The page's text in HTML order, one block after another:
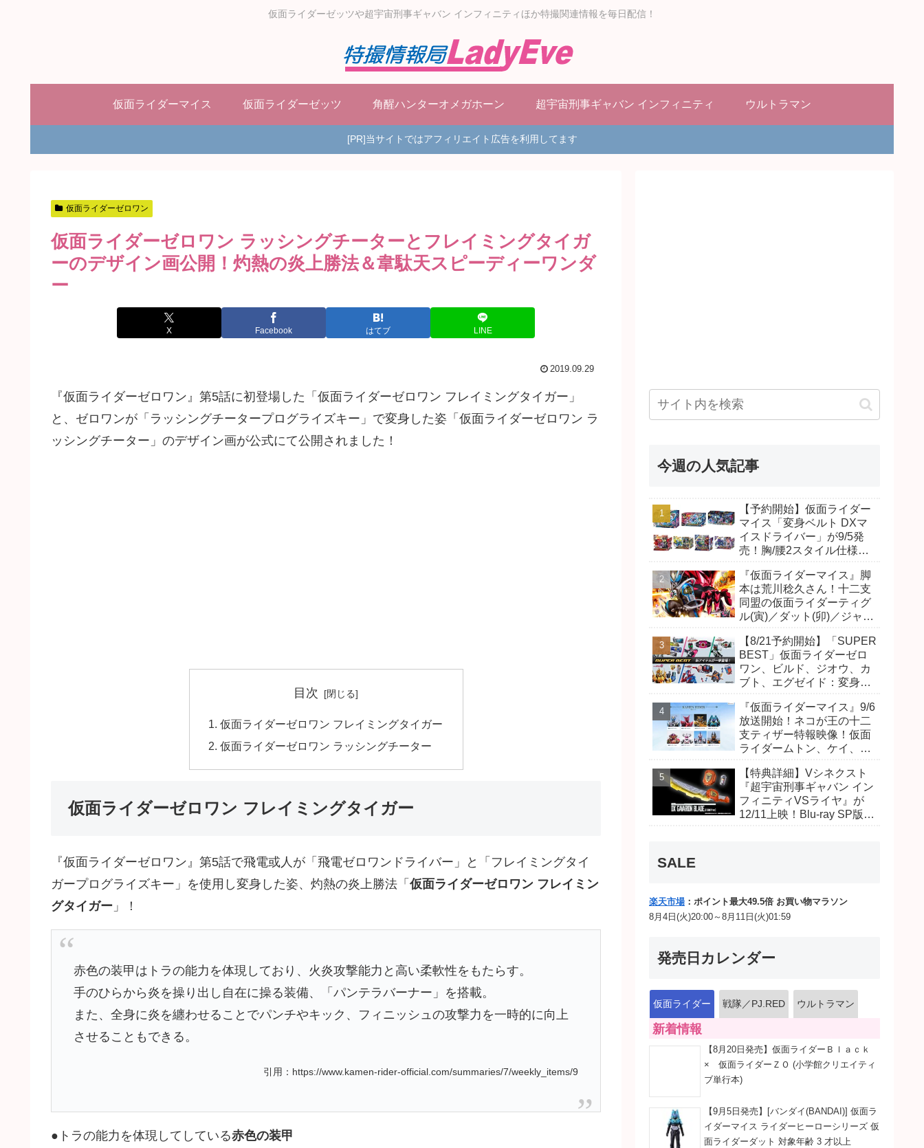
仮面ライダーゼッツや超宇宙刑事ギャバン インフィニティほか特撮関連情報を毎日配信！
仮面ライダーマイス 仮面ライダーゼッツ 角醒ハンターオメガホーン 超宇宙刑事ギャバン インフィニティ ウルトラマン
[PR]当サイトではアフィリエイト広告を利用してます
仮面ライダーゼロワン
仮面ライダーゼロワン ラッシングチーターとフレイミングタイガ
ーのデザイン画公開！灼熱の炎上勝法＆韋駄天スピーディーワンダ
ー
X Facebook はてブ LINE
2019.09.29
『仮面ライダーゼロワン』第5話に初登場した「仮面ライダーゼロワン フレイミングタイガー」
と、ゼロワンが「ラッシングチータープログライズキー」で変身した姿「仮面ライダーゼロワン ラ
ッシングチーター」のデザイン画が公式にて公開されました！
目次
仮面ライダーゼロワン フレイミングタイガー
仮面ライダーゼロワン ラッシングチーター
仮面ライダーゼロワン フレイミングタイガー
『仮面ライダーゼロワン』第5話で飛電或人が「飛電ゼロワンドライバー」と「フレイミングタイ
ガープログライズキー」を使用し変身した姿、灼熱の炎上勝法「 仮面ライダーゼロワン フレイミン
グタイガー 」！
赤色の装甲はトラの能力を体現しており、火炎攻撃能力と高い柔軟性をもたらす。
手のひらから炎を操り出し自在に操る装備、「パンテラバーナー」を搭載。
また、全身に炎を纏わせることでパンチやキック、フィニッシュの攻撃力を一時的に向上
させることもできる。
引用：https://www.kamen-rider-official.com/summaries/7/weekly_items/9
●トラの能力を体現してしている赤色の装甲
今週の人気記事
【予約開始】仮面ライダー
マイス「変身ベルト DXマ
イスドライバー」が9/5発
売！胸/腰2スタイル仕様！
ッシュ、ジャオ/バイト、ケ
イ/ショットボーンバックル
も！
『仮面ライダーマイス』脚
本は荒川稔久さん！十二支
同盟の仮面ライダーティグ
ル(寅)／ダット(卯)／ジャオ
尾達臣のキャストが発表！
トリガーのアキト金子隼也
さんも変身！
【8/21予約開始】「SUPER
BEST」仮面ライダーゼロ
ワン、ビルド、ジオウ、カ
ブト、エグゼイド：変身ベ
ー、DXネオディケイドライ
バー、DXホッパーゼクター
ほか12点！
『仮面ライダーマイス』9/6
放送開始！ネコが王の十二
支ティザー特報映像！仮面
ライダームトン、ケイ、ヴ
開！ライダーは子丑寅卯辰
巳午未申酉戌亥猫猫の14
人⁉
【特典詳細】Vシネクスト
『超宇宙刑事ギャバン イン
フィニティVSライヤ』が
12/11上映！Blu-ray SP版は
SALE
楽天市場 ：ポイント最大49.5倍 お買い物マラソン
8月4日(火)20:00～8月11日(火)01:59
発売日カレンダー
仮面ライダー 戦隊／PJ.RED ウルトラマン
新着情報
【8月20日発売】仮面ライダーＢｌａｃｋ
× 仮面ライダーＺＯ (小学館クリエイティ
ブ単行本)
【9月5日発売】[バンダイ(BANDAI)] 仮面ラ
イダーマイス ライダーヒーローシリーズ 仮
面ライダーダット 対象年齢 3 才以上